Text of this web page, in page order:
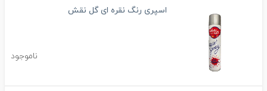
اسپری رنگ نقره ای گل نقش
ناموجود